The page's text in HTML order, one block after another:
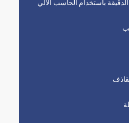
الدقيقة باستخدام الحاسب الآلي